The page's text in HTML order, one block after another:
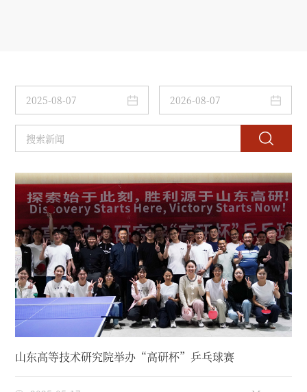
山东高等技术研究院举办“高研杯”乒乓球赛